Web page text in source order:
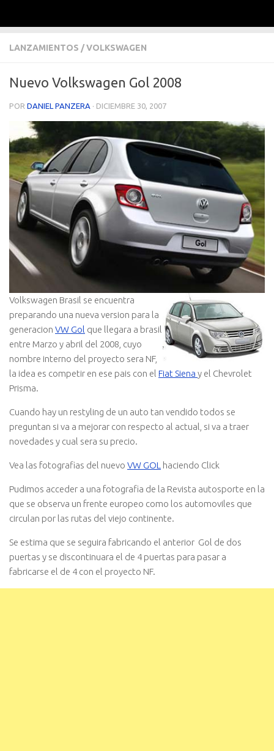
LANZAMIENTOS /VOLKSWAGEN
Nuevo Volkswagen Gol 2008
POR DANIEL PANZERA · DICIEMBRE 30, 2007
Volkswagen Brasil se encuentra
preparando una nueva version para la
generacion VW Gol que llegara a brasil
entre Marzo y abril del 2008, cuyo
nombre interno del proyecto sera NF,
la idea es competir en ese pais con el Fiat Siena y el Chevrolet
Prisma.
Cuando hay un restyling de un auto tan vendido todos se
preguntan si va a mejorar con respecto al actual, si va a traer
novedades y cual sera su precio.
Vea las fotografias del nuevo VW GOL haciendo Click
Pudimos acceder a una fotografia de la Revista autosporte en la
que se observa un frente europeo como los automoviles que
circulan por las rutas del viejo continente.
Se estima que se seguira fabricando el anterior Gol de dos
puertas y se discontinuara el de 4 puertas para pasar a
fabricarse el de 4 con el proyecto NF.